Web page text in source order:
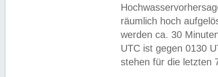
räumlich hoch
werden ca. 30
UTC ist gegen 0130
stehen für die letzten